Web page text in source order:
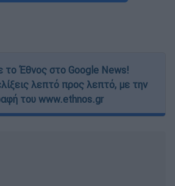
το Έθνος στο Google News!
λεπτό προς λεπτό, με την
του www.ethnos.gr